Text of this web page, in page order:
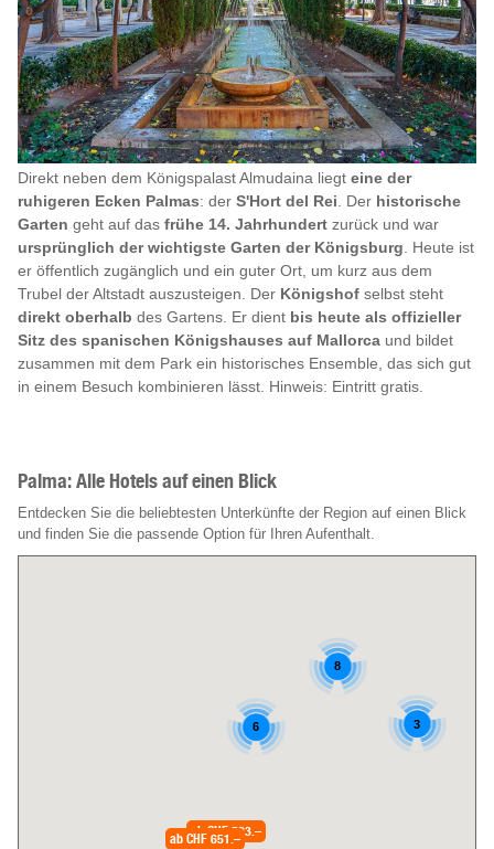
Direkt neben dem Königspalast Almudaina liegt eine der
ruhigeren Ecken Palmas: der S'Hort del Rei. Der historische
Garten geht auf das frühe 14. Jahrhundert zurück und war
ursprünglich der wichtigste Garten der Königsburg. Heute ist
er öffentlich zugänglich und ein guter Ort, um kurz aus dem
Trubel der Altstadt auszusteigen. Der Königshof selbst steht
direkt oberhalb des Gartens. Er dient bis heute als offizieller
Sitz des spanischen Königshauses auf Mallorca und bildet
zusammen mit dem Park ein historisches Ensemble, das sich gut
in einem Besuch kombinieren lässt. Hinweis: Eintritt gratis.
Palma: Alle Hotels auf einen Blick
Entdecken Sie die beliebtesten Unterkünfte der Region auf einen Blick
und finden Sie die passende Option für Ihren Aufenthalt.
6
8
3
ab CHF 523.–
ab CHF 651.–